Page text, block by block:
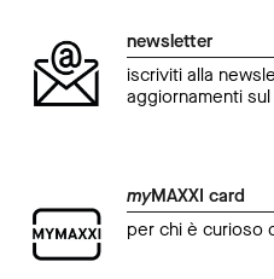
newsletter
iscriviti alla
aggiornamenti sul
myMAXXI card
per chi è curioso